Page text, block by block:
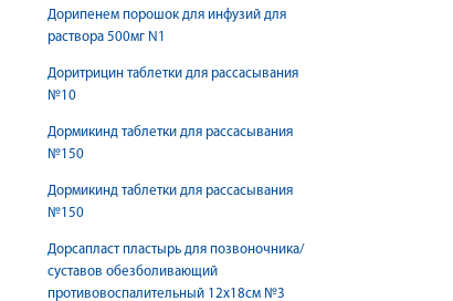
Дорипенем порошок для инфузий для
раствора 500мг N1
Доритрицин таблетки для рассасывания
№10
Дормикинд таблетки для рассасывания
№150
Дормикинд таблетки для рассасывания
№150
Дорсапласт пластырь для позвоночника/
суставов обезболивающий
противовоспалительный 12x18см №3